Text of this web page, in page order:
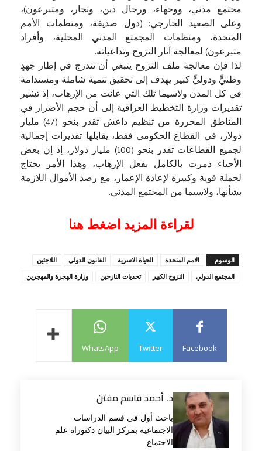
مجتمع مدني، ووجهاء، ورجال دين، وتجار، ومتبرعون)،
وعلى الصعيد الخارجي: (دول صديقة، ومنظمات الأمم
المتحدة، ومنظمات المجمتع المدني المحلية، وأفراد
متبرعون) لمعالجة آثار النزوح وتداعياته.
لذا فإن معالجة ملف النزوح ينبغي أن تندرج في إطار جهدٍ
وطنيٍّ ودوليٍّ كبير يهدف إلى تحقيق تنمية شاملة ومستدامة
في كل المدن ولاسيما تلك التي عانت من الإرهاب، إذ تشير
تقديرات وزارة التخطيط العراقية إلى أن حجم الأضرار في
المناطق المحررة من تنظيم داعش تقدر بنحو (47) مليار
دولار، في القطاع الحكومي فقط، يقابلها تقديرات إجمالية
لجميع القطاعات تقدر بنحو (100) مليار دولار، إذ إن بعض
الأحياء دمرت بالكامل بفعل الإرهاب، وهذا الأمر يحتاج
لحملة قوية وكبيرة لإعادة الإعمار، مع رصد الأموال اللازمة
بشأنها، ولاسيما من المجتمع المدني.
لقراءة المزيد اضغط هنا
الوسوم : الامم المتحدة الحياة الاسرية القانون الدولي
اللاجئين
المجتمع الدولي
النزوح الكبير تحديات النازحين وزارة الهجرة والمهجرين
Facebook
Twitter
WhatsApp
د. أحمد قاسم مفتن
باحث أول في قسم الدراسات
الاجتماعية بمركز البيان دكتوراه علم
الاجتماع